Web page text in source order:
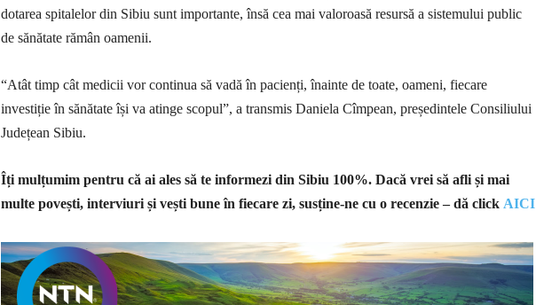
dotarea spitalelor din Sibiu sunt importante, însă cea mai valoroasă resursă a sistemului public
de sănătate rămân oamenii.
“Atât timp cât medicii vor continua să vadă în pacienți, înainte de toate, oameni, fiecare
investiție în sănătate își va atinge scopul”, a transmis Daniela Cîmpean, președintele Consiliului
Județean Sibiu.
Îți mulțumim pentru că ai ales să te informezi din Sibiu 100%. Dacă vrei să afli și mai
multe povești, interviuri și vești bune în fiecare zi, susține-ne cu o recenzie – dă click AICI